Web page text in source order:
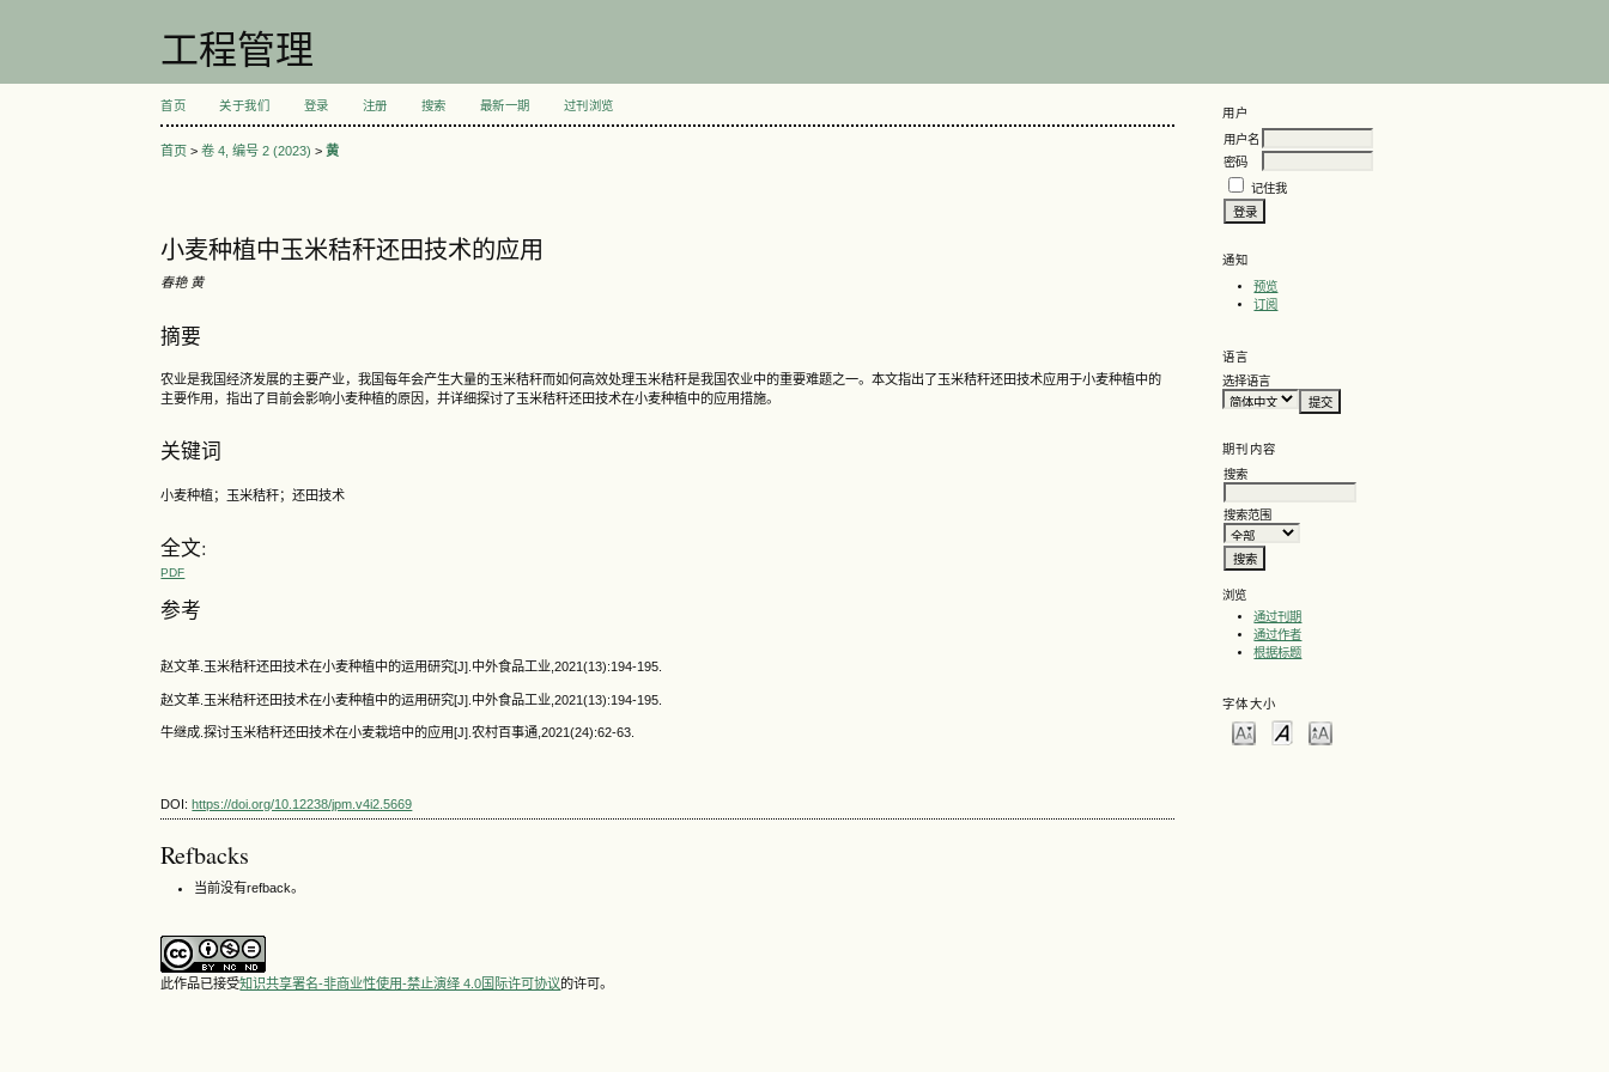
工程管理
用户
用户名
密码
记住我
通知
预览
订阅
语言
选择语言
期刊内容
搜索
搜索范围
浏览
通过刊期
通过作者
根据标题
字体大小
首页 关于我们 登录 注册 搜索 最新一期 过刊浏览
首页 >卷 4, 编号 2 (2023) >黄
小麦种植中玉米秸秆还田技术的应用
春艳 黄
摘要
农业是我国经济发展的主要产业，我国每年会产生大量的玉米秸秆而如何高效处理玉米秸秆是我国农业中的重要难题之一。本文指出了玉米秸秆还田技术应用于小麦种植中的
主要作用，指出了目前会影响小麦种植的原因，并详细探讨了玉米秸秆还田技术在小麦种植中的应用措施。
关键词
小麦种植；玉米秸秆；还田技术
全文:
PDF
参考
赵文革.玉米秸秆还田技术在小麦种植中的运用研究[J].中外食品工业,2021(13):194-195.
赵文革.玉米秸秆还田技术在小麦种植中的运用研究[J].中外食品工业,2021(13):194-195.
牛继成.探讨玉米秸秆还田技术在小麦栽培中的应用[J].农村百事通,2021(24):62-63.
DOI:https://doi.org/10.12238/jpm.v4i2.5669
Refbacks
当前没有refback。
此作品已接受知识共享署名-非商业性使用-禁止演绎 4.0国际许可协议的许可。